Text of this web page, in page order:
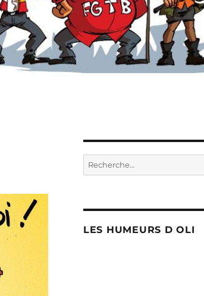
Recherche
pour :
LES HUMEURS D OLI